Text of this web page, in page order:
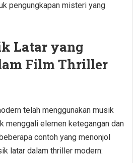
pengungkapan misteri yang
Latar yang
Film Thriller
telah menggunakan musik
menggali elemen ketegangan dan
contoh yang menonjol
latar dalam thriller modern: